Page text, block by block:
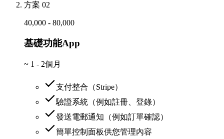
方案 02
40,000 - 80,000
基礎功能App
~ 1 - 2個月
支付整合（Stripe）
驗證系統（例如註冊、登錄）
發送電郵通知（例如訂單確認）
簡單控制面板供您管理內容